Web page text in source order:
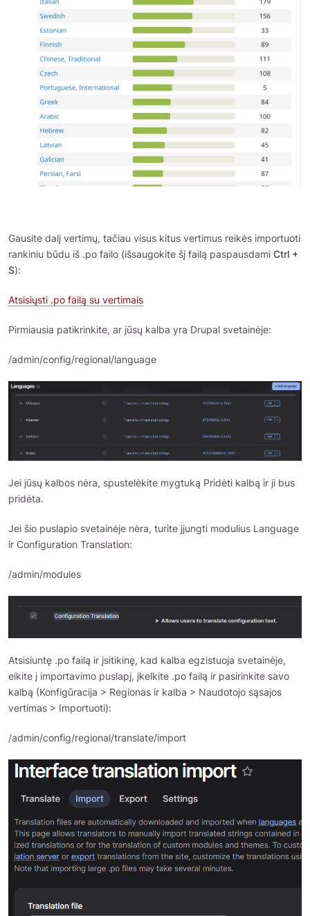
Gausite dalį vertimų, tačiau visus kitus vertimus reikės importuoti
rankiniu būdu iš .po failo (išsaugokite šį failą paspausdami Ctrl +
S):
Atsisiųsti .po failą su vertimais
Pirmiausia patikrinkite, ar jūsų kalba yra Drupal svetainėje:
/admin/config/regional/language
Jei jūsų kalbos nėra, spustelėkite mygtuką Pridėti kalbą ir ji bus
pridėta.
Jei šio puslapio svetainėje nėra, turite įjungti modulius Language
ir Configuration Translation:
/admin/modules
Atsisiuntę .po failą ir įsitikinę, kad kalba egzistuoja svetainėje,
eikite į importavimo puslapį, įkelkite .po failą ir pasirinkite savo
kalbą (Konfigūracija > Regionas ir kalba > Naudotojo sąsajos
vertimas > Importuoti):
/admin/config/regional/translate/import